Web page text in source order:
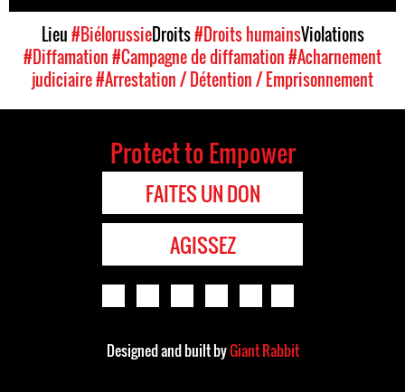
Lieu#BiélorussieDroits#Droits humainsViolations
#Diffamation#Campagne de diffamation#Acharnement
judiciaire#Arrestation / Détention / Emprisonnement
Protect to Empower
FAITES UN DON
AGISSEZ
Designed and built byGiant Rabbit